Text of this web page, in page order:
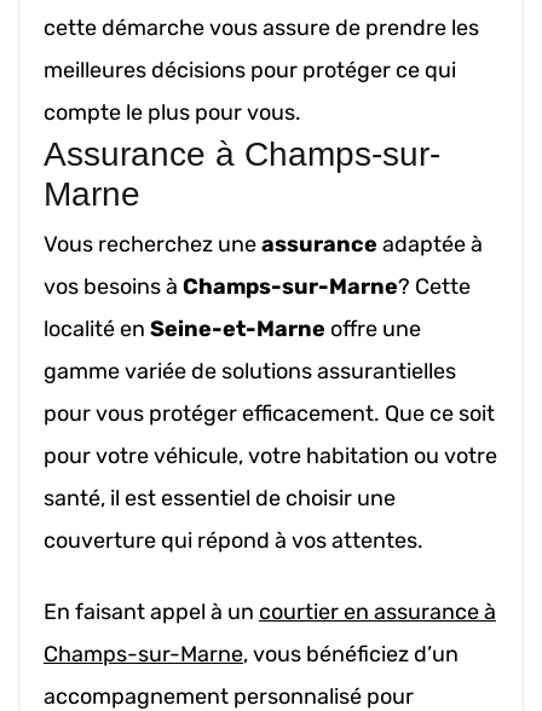
cette démarche vous assure de prendre les
meilleures décisions pour protéger ce qui
compte le plus pour vous.
Assurance à Champs-sur-
Marne
Vous recherchez uneassurance adaptée à
vos besoins à Champs-sur-Marne? Cette
localité en Seine-et-Marne offre une
gamme variée de solutions assurantielles
pour vous protéger efficacement. Que ce soit
pour votre véhicule, votre habitation ou votre
santé, il est essentiel de choisir une
couverture qui répond à vos attentes.
En faisant appel à un courtier en assurance à
Champs-sur-Marne, vous bénéficiez d’un
accompagnement personnalisé pour